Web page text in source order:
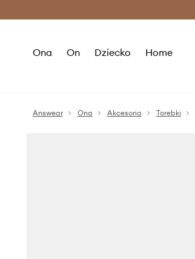
Ona On Dziecko Home
Answear Ona Akcesoria Torebki